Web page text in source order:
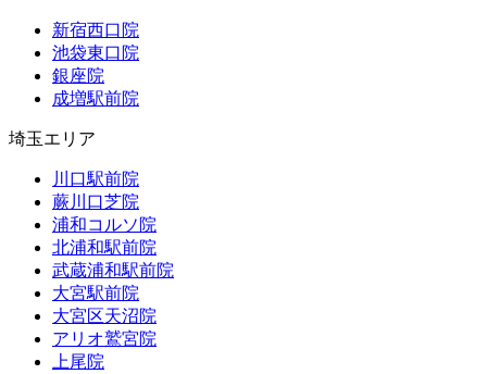
新宿西口院
池袋東口院
銀座院
成増駅前院
埼玉エリア
川口駅前院
蕨川口芝院
浦和コルソ院
北浦和駅前院
武蔵浦和駅前院
大宮駅前院
大宮区天沼院
アリオ鷲宮院
上尾院